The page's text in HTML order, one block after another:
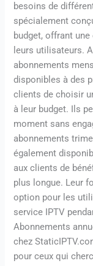
besoins de
spécialement
budget, offrant
leurs utilisateurs.
abonnements
disponibles à des
clients de choisir
à leur budget. Ils
moment sans
abonnements
également
aux clients de
plus longue. Leur
option pour les
service IPTV
Abonnements
chez
pour ceux qui